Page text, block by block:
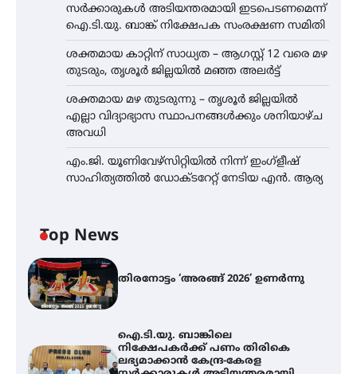
സർക്കാരുകൾ അടിയന്തരമായി ഇടപെടണമെന്ന്
ഐ.ടി.യു. ബാങ്ക് നിക്ഷേപക സംരക്ഷണ സമിതി
ശക്തമായ കാറ്റിന് സാധ്യത – ആഗസ്റ്റ് 12 വരെ മഴ
തുടരും, തൃശൂർ ജില്ലയിൽ മഞ്ഞ അലർട്ട്
ശക്തമായ മഴ തുടരുന്നു – തൃശൂർ ജില്ലയിൽ
എല്ലാ വിദ്യാഭ്യാസ സ്ഥാപനങ്ങൾക്കും ശനിയാഴ്ച
അവധി
എം.ജി. യൂണിവേഴ്‌സിറ്റിയിൽ നിന്ന് ഇംഗ്ളീഷ്
സാഹിത്യത്തിൽ ഡോക്ടറേറ്റ് നേടിയ എൻ. ആര്യ
Top News
തിരനോട്ടം ‘അരങ്ങ് 2026’ ഉണർന്നു
ഐ.ടി.യു. ബാങ്കിലെ
നിക്ഷേപകർക്ക് പണം തിരികെ
ലഭ്യമാക്കാൻ കേന്ദ്ര-കേരള